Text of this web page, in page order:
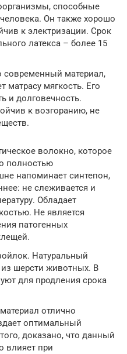
способные
Он также хорошо
к электризации. Срок
латекса – более 15
современный материал,
матрасу мягкость. Его
и долговечность.
к возгоранию, не
волокно, которое
полностью
напоминает синтепон,
не слеживается и
Обладает
Не является
патогенных
Натуральный
шерсти животных. В
для продления срока
отлично
оптимальный
доказано, что данный
влияет при